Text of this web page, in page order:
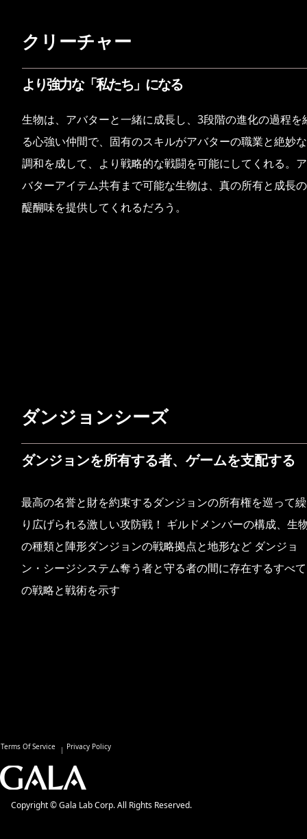
クリーチャー
より強力な「私たち」になる
生物は、アバターと一緒に成長し、3段階の進化の過程を
る心強い仲間で、固有のスキルがアバターの職業と絶妙な
調和を成して、より戦略的な戦闘を可能にしてくれる。ア
バターアイテム共有まで可能な生物は、真の所有と成長の
醍醐味を提供してくれるだろう。
ダンジョンシーズ
ダンジョンを所有する者、ゲームを支配する
最高の名誉と財を約束するダンジョンの所有権を巡って繰
り広げられる激しい攻防戦！ ギルドメンバーの構成、生
の種類と陣形ダンジョンの戦略拠点と地形など ダンジョ
ン・シージシステム奪う者と守る者の間に存在するすべて
の戦略と戦術を示す
Terms Of Service Privacy Policy
Copyright © Gala Lab Corp. All Rights Reserved.